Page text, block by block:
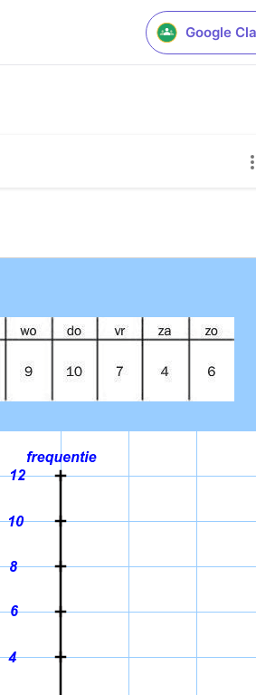
Google